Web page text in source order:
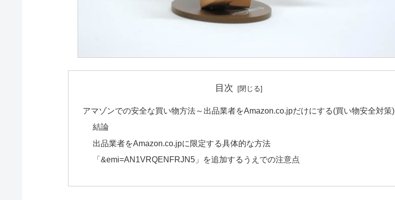
目次
アマゾンでの安全な買い物方法～出品業者をAmazon.co.jpだけにする(買い物安全対策)
結論
出品業者をAmazon.co.jpに限定する具体的な方法
「&emi=AN1VRQENFRJN5」を追加するうえでの注意点